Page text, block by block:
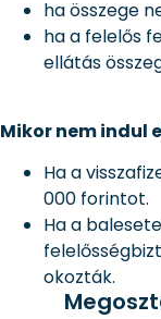
ha összege
ha a felelős
ellátás
Mikor nem indul
Ha a
000 forintot.
Ha a
okozták.